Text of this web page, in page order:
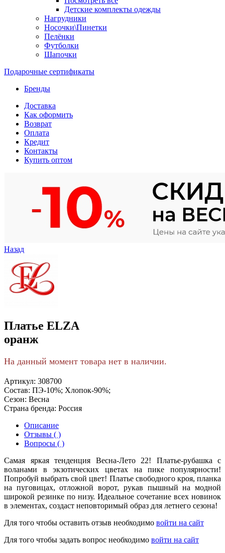
Детские комплекты одежды
Нагрудники
Носочки\Пинетки
Пелёнки
Футболки
Шапочки
Подарочные сертификаты
Бренды
Доставка
Как оформить
Возврат
Оплата
Кредит
Контакты
Купить оптом
Назад
Платье ELZA
оранж
На данный момент товара нет в наличии.
Артикул: 308700
Состав: ПЭ-10%; Хлопок-90%;
Сезон: Весна
Страна бренда: Россия
Описание
Отзывы ( )
Вопросы ( )
Самая яркая тенденция Весна-Лето 22! Платье-рубашка с
воланами в экзотических цветах на пике популярности!
Попробуй выбрать свой цвет! Платье свободного кроя, планка
на пуговицах, отложной ворот, рукав пышный на модной
широкой резинке по низу. Идеальное сочетание всех новинок
в элементах, создаст неповторимый образ для летнего сезона!
Для того чтобы оставить отзыв необходимо войти на сайт
Для того чтобы задать вопрос необходимо войти на сайт